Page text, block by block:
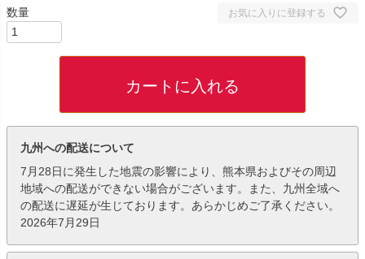
お気に入りに登録する
カートに入れる
九州への配送について
7月28日に発生した地震の影響により、熊本県およびその周辺
地域への配送ができない場合がございます。また、九州全域へ
の配送に遅延が生じております。あらかじめご了承ください。
2026年7月29日